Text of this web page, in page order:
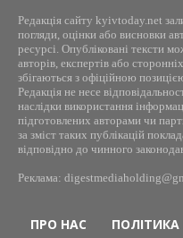
Редакція сайту kyivtoday.net
погляди, оцінки або висновки
ресурсі. Опубліковані тексти
авторів, експертів або
збігаються з офіційною
Редакція не несе
наслідки використання
підготовлених авторами чи
за зміст таких публікацій
відповідно до чинного
Реклама:
ПРО НАС ПОЛІТИКА